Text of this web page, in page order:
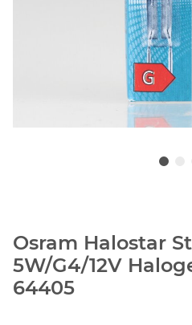
Osram Halostar
5W/G4/12V
64405